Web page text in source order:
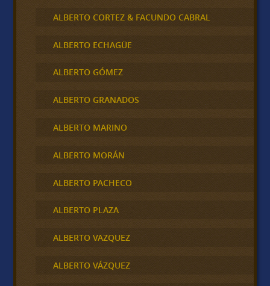
ALBERTO CORTEZ & FACUNDO CABRAL
ALBERTO ECHAGÜE
ALBERTO GÓMEZ
ALBERTO GRANADOS
ALBERTO MARINO
ALBERTO MORÁN
ALBERTO PACHECO
ALBERTO PLAZA
ALBERTO VAZQUEZ
ALBERTO VÁZQUEZ